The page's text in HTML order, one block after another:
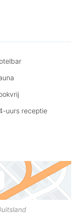
uurs receptie